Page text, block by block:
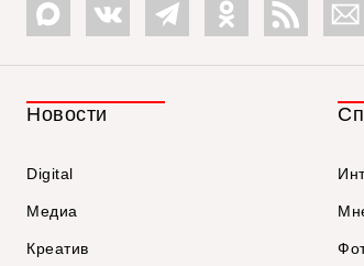
Новости
Digital
Медиа
Креатив